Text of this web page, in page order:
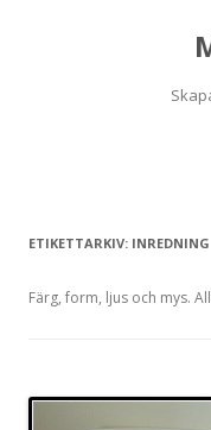
ETIKETTARKIV: INREDNING
Färg, form, ljus och mys.